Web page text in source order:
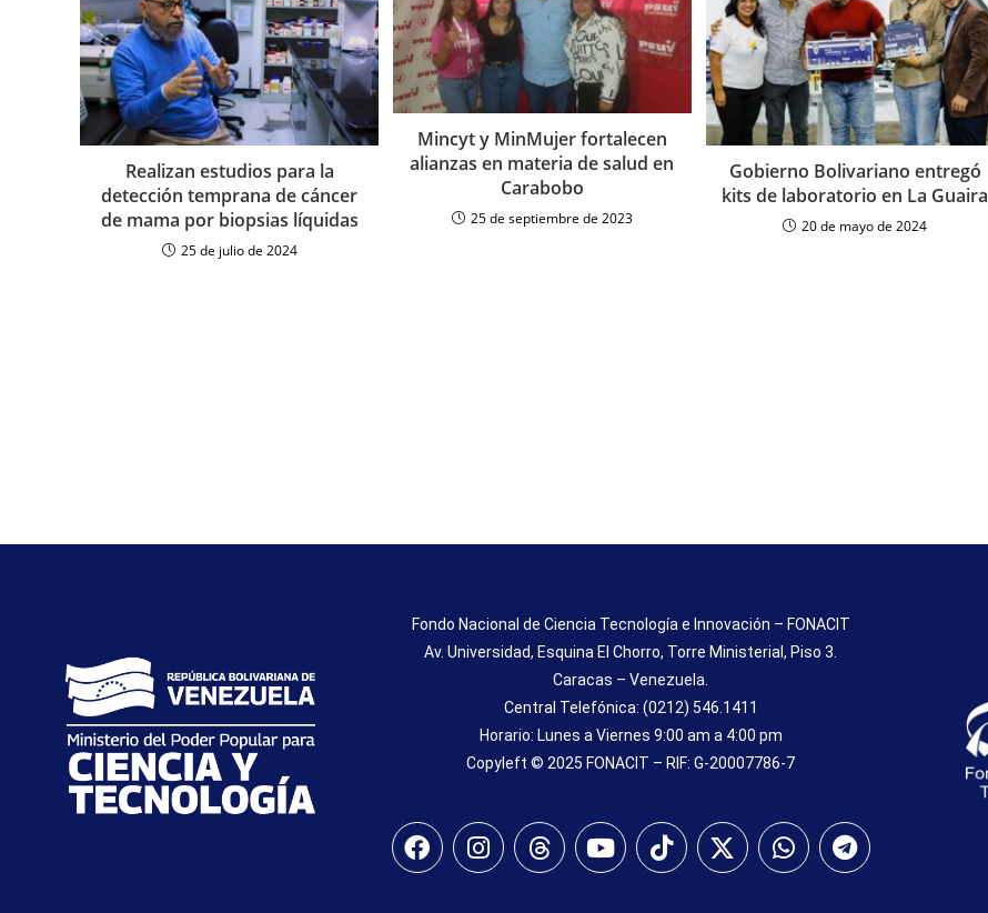
Realizan estudios para la
detección temprana de cáncer
de mama por biopsias líquidas
25 de julio de 2024
Mincyt y MinMujer fortalecen
alianzas en materia de salud en
Carabobo
25 de septiembre de 2023
Gobierno Bolivariano entregó
kits de laboratorio en La Guaira
20 de mayo de 2024
Fondo Nacional de Ciencia Tecnología e Innovación – FONACIT
Av. Universidad, Esquina El Chorro, Torre Ministerial, Piso 3.
Caracas – Venezuela.
Central Telefónica: (0212) 546.1411
Horario: Lunes a Viernes 9:00 am a 4:00 pm
Copyleft © 2025 FONACIT – RIF: G-20007786-7